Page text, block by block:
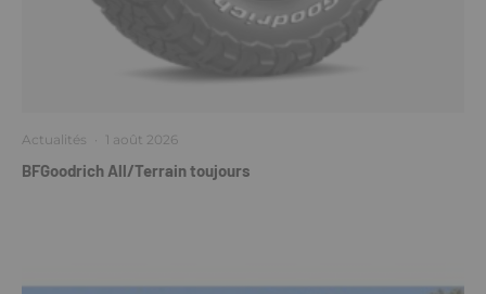
Actualités · 1 août 2026
BFGoodrich All/Terrain toujours